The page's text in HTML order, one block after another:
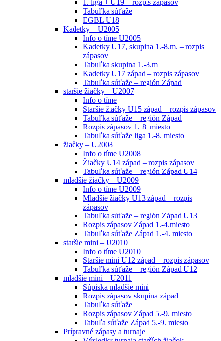
1. liga + U19 – rozpis zápasov
Tabuľka súťaže
EGBL U18
Kadetky – U2005
Info o tíme U2005
Kadetky U17, skupina 1.-8.m. – rozpis
zápasov
Tabuľka skupina 1.-8.m
Kadetky U17 západ – rozpis zápasov
Tabuľka súťaže – región Západ
staršie žiačky – U2007
Info o tíme
Staršie žiačky U15 západ – rozpis zápasov
Tabuľka súťaže – región Západ
Rozpis zápasov 1.-8. miesto
Tabuľka súťaže liga 1.-8. miesto
žiačky – U2008
Info o tíme U2008
Žiačky U14 západ – rozpis zápasov
Tabuľka súťaže – región Západ U14
mladšie žiačky – U2009
Info o tíme U2009
Mladšie žiačky U13 západ – rozpis
zápasov
Tabuľka súťaže – región Západ U13
Rozpis zápasov Západ 1.-4.miesto
Tabuľka súťaže Západ 1.-4. miesto
staršie mini – U2010
Info o tíme U2010
Staršie mini U12 západ – rozpis zápasov
Tabuľka súťaže – región Západ U12
mladšie mini – U2011
Súpiska mladšie mini
Rozpis zápasov skupina západ
Tabuľka súťaže
Rozpis zápasov Západ 5.-9. miesto
Tabuľa súťaže Západ 5.-9. miesto
Prípravné zápasy a turnaje